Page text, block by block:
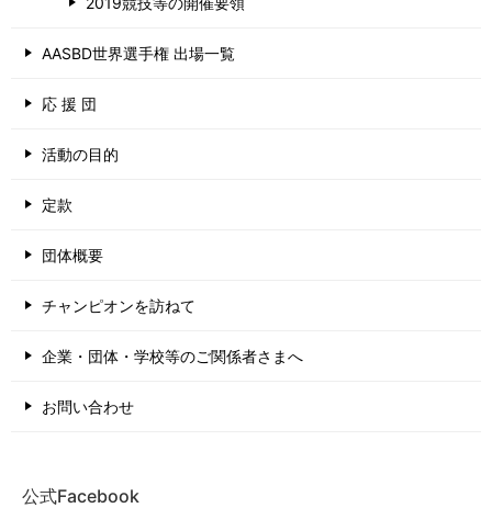
AASBD世界選手権 出場一覧
応 援 団
活動の目的
定款
団体概要
チャンピオンを訪ねて
企業・団体・学校等のご関係者さまへ
お問い合わせ
公式Facebook